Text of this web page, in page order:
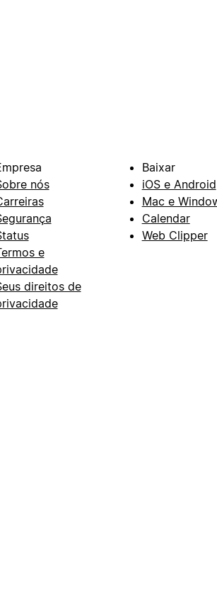
nós
e
direitos de
Baixar
iOS e Android
Mac e
Calendar
Web Clipper